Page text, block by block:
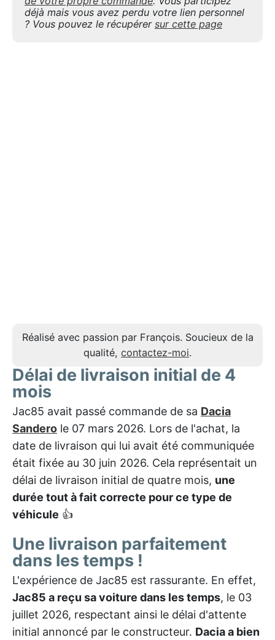
déjà mais vous avez perdu votre lien personnel
? Vous pouvez le récupérer sur cette page
Réalisé avec passion par François. Soucieux de la
qualité, contactez-moi.
Délai de livraison initial de 4
mois
Jac85 avait passé commande de sa Dacia
Sandero le 07 mars 2026. Lors de l'achat, la
date de livraison qui lui avait été communiquée
était fixée au 30 juin 2026. Cela représentait un
délai de livraison initial de quatre mois, une
durée tout à fait correcte pour ce type de
véhicule 👍
Une livraison parfaitement
dans les temps !
L'expérience de Jac85 est rassurante. En effet,
Jac85 a reçu sa voiture dans les temps, le 03
juillet 2026, respectant ainsi le délai d'attente
initial annoncé par le constructeur. Dacia a bien